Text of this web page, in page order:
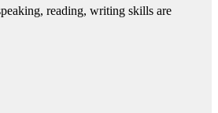
reading, writing skills are